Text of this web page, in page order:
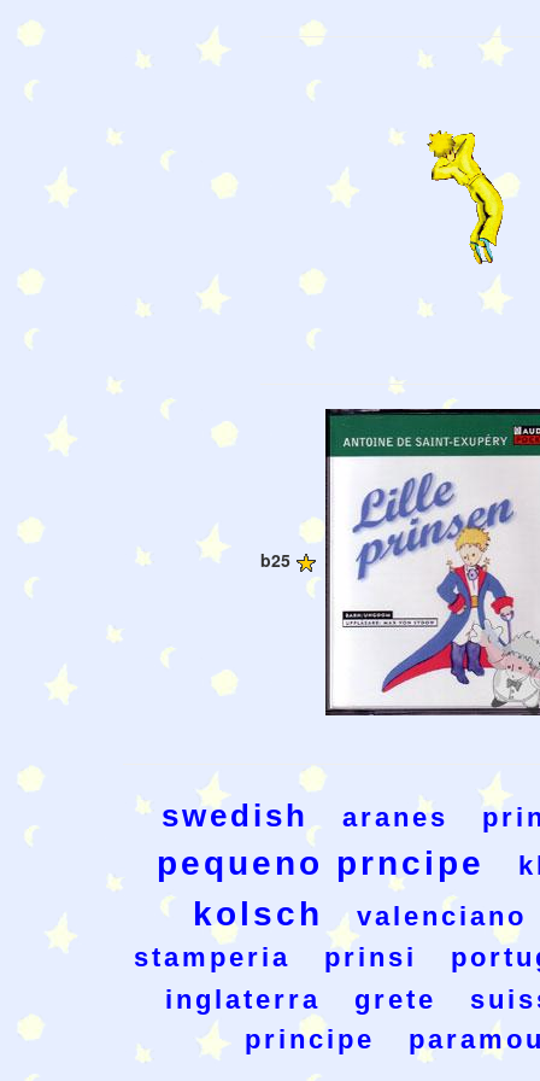
b25
swedish aranes
pequeno prncipe
kolsch
valenciano
stamperia
prinsi
inglaterra
grete
principe